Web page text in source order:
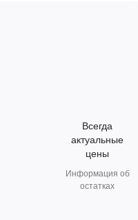
Всегда
актуальные
цены
Информация об
остатках